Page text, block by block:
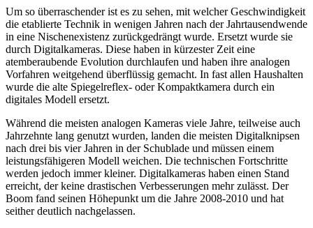
Um so überraschender ist es zu sehen, mit welcher Geschwindigkeit
die etablierte Technik in wenigen Jahren nach der Jahrtausendwende
in eine Nischenexistenz zurückgedrängt wurde. Ersetzt wurde sie
durch Digitalkameras. Diese haben in kürzester Zeit eine
atemberaubende Evolution durchlaufen und haben ihre analogen
Vorfahren weitgehend überflüssig gemacht. In fast allen Haushalten
wurde die alte Spiegelreflex- oder Kompaktkamera durch ein
digitales Modell ersetzt.
Während die meisten analogen Kameras viele Jahre, teilweise auch
Jahrzehnte lang genutzt wurden, landen die meisten Digitalknipsen
nach drei bis vier Jahren in der Schublade und müssen einem
leistungsfähigeren Modell weichen. Die technischen Fortschritte
werden jedoch immer kleiner. Digitalkameras haben einen Stand
erreicht, der keine drastischen Verbesserungen mehr zulässt. Der
Boom fand seinen Höhepunkt um die Jahre 2008-2010 und hat
seither deutlich nachgelassen.